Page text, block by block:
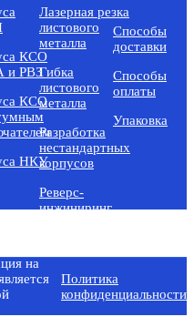
КСО
и РВЗ
КСО
НКУ
Лазерная резка
листового
металла
Гибка
листового
металла
Разработка
нестандартных
корпусов
Реверс-
инжиниринг
Способы
доставки
Способы
оплаты
Упаковка
на
Политика
конфиденциальности